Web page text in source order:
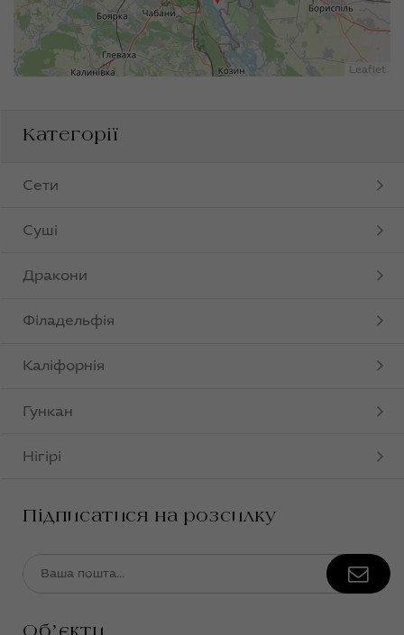
Leaflet
Категорії
Сети
Суші
Дракони
Філадельфія
Каліфорнія
Гункан
Нігірі
Підписатися на розсилку